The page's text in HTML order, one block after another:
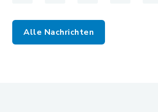
Alle Nachrichten